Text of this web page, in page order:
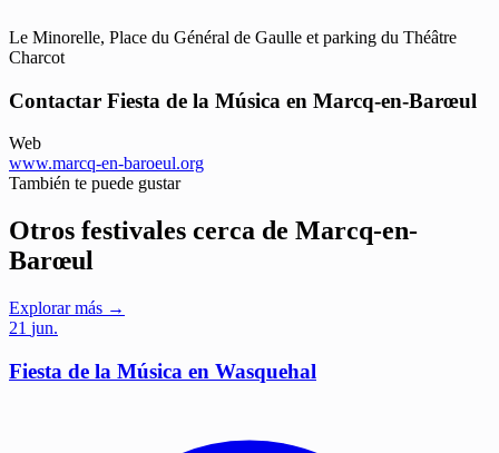
Le Minorelle, Place du Général de Gaulle et parking du Théâtre
Charcot
Contactar Fiesta de la Música en Marcq-en-Barœul
Web
www.marcq-en-baroeul.org
También te puede gustar
Otros festivales cerca de Marcq-en-
Barœul
Explorar más →
21 jun.
Fiesta de la Música en Wasquehal